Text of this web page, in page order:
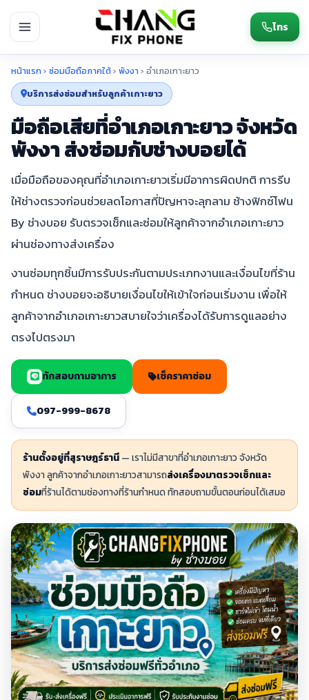
โทร
หน้าแรก › ซ่อมมือถือภาคใต้› พังงา › อำเภอเกาะยาว
บริการส่งซ่อมสำหรับลูกค้าเกาะยาว
มือถือเสียที่อำเภอเกาะยาว จังหวัด
พังงา ส่งซ่อมกับช่างบอยได้
เมื่อมือถือของคุณที่อำเภอเกาะยาวเริ่มมีอาการผิดปกติ การรีบ
ให้ช่างตรวจก่อนช่วยลดโอกาสที่ปัญหาจะลุกลาม ช้างฟิกซ์โฟน
By ช่างบอย รับตรวจเช็กและซ่อมให้ลูกค้าจากอำเภอเกาะยาว
ผ่านช่องทางส่งเครื่อง
งานซ่อมทุกชิ้นมีการรับประกันตามประเภทงานและเงื่อนไขที่ร้าน
กำหนด ช่างบอยจะอธิบายเงื่อนไขให้เข้าใจก่อนเริ่มงาน เพื่อให้
ลูกค้าจากอำเภอเกาะยาวสบายใจว่าเครื่องได้รับการดูแลอย่าง
ตรงไปตรงมา
ทักสอบถามอาการ เช็คราคาซ่อม
097-999-8678
ร้านตั้งอยู่ที่สุราษฎร์ธานี — เราไม่มีสาขาที่อำเภอเกาะยาว จังหวัด
พังงา ลูกค้าจากอำเภอเกาะยาวสามารถส่งเครื่องมาตรวจเช็กและ
ซ่อมที่ร้านได้ตามช่องทางที่ร้านกำหนด ทักสอบถามขั้นตอนก่อนได้เสมอ